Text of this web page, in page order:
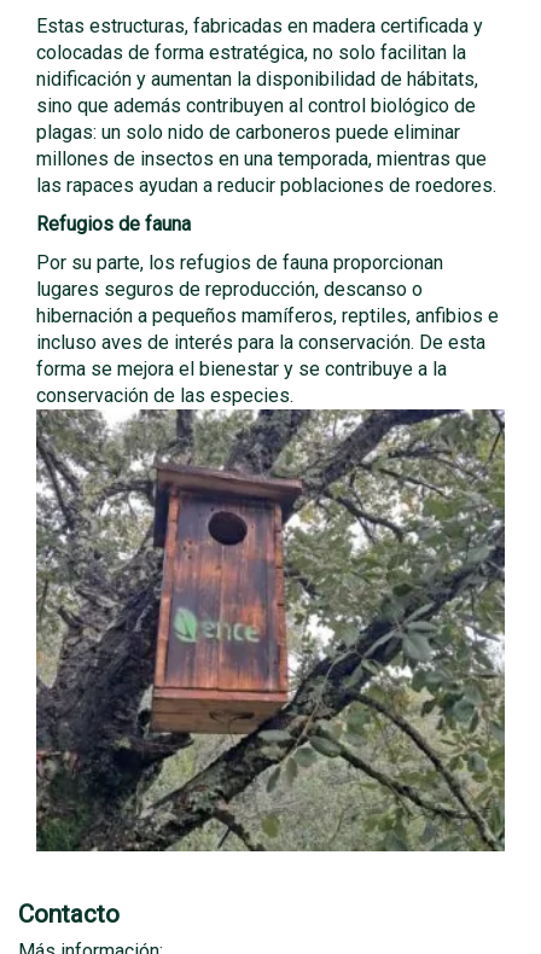
Estas estructuras, fabricadas en madera certificada y
colocadas de forma estratégica, no solo facilitan la
nidificación y aumentan la disponibilidad de hábitats,
sino que además contribuyen al control biológico de
plagas: un solo nido de carboneros puede eliminar
millones de insectos en una temporada, mientras que
las rapaces ayudan a reducir poblaciones de roedores.
Refugios de fauna
Por su parte, los refugios de fauna proporcionan
lugares seguros de reproducción, descanso o
hibernación a pequeños mamíferos, reptiles, anfibios e
incluso aves de interés para la conservación. De esta
forma se mejora el bienestar y se contribuye a la
conservación de las especies.
Contacto